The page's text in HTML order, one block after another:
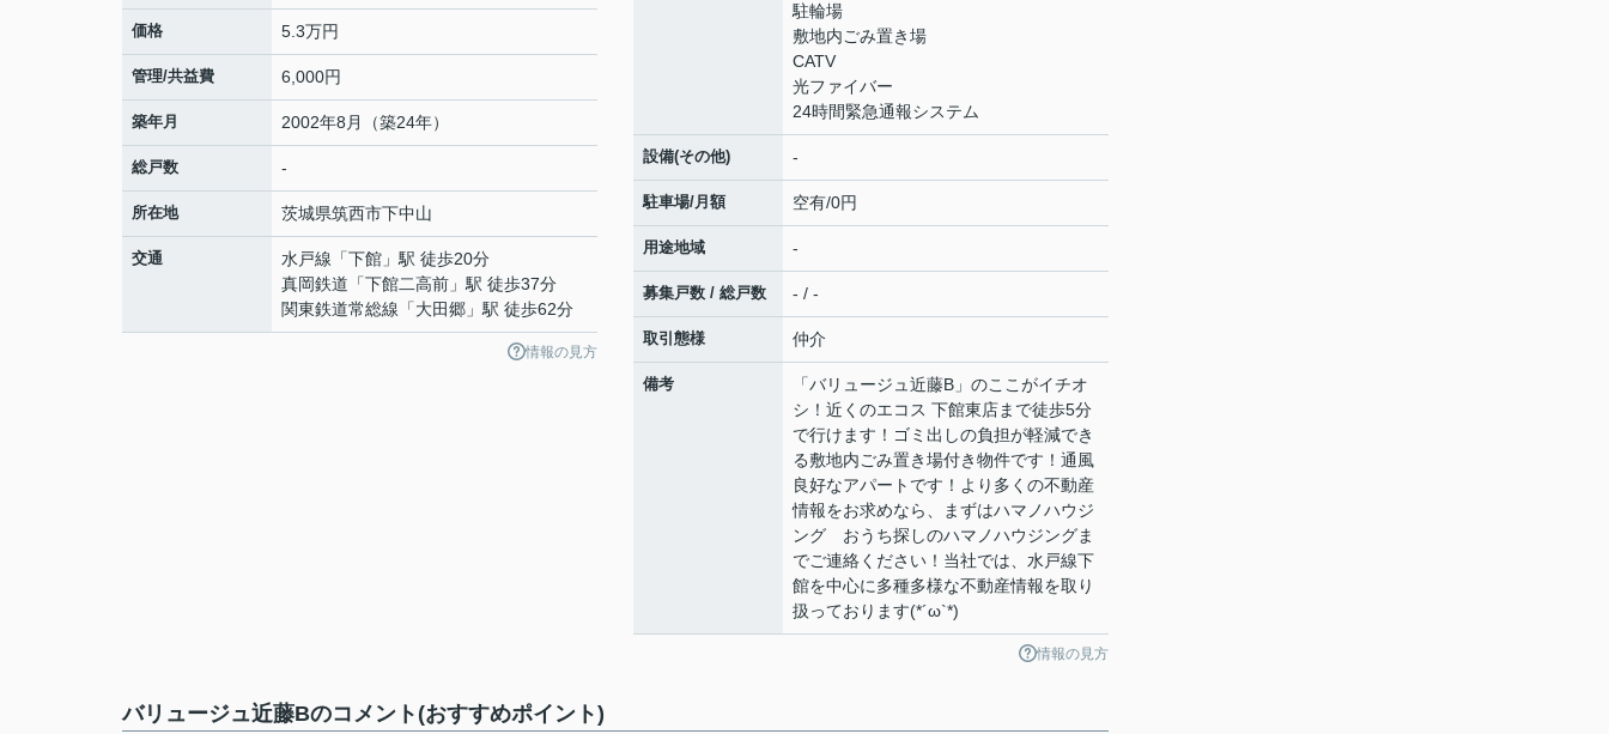
価格 5.3万円
管理/共益費 6,000円
築年月 2002年8月（築24年）
総戸数 -
所在地 茨城県筑西市下中山
交通 水戸線 「下館 」駅 徒歩20分
真岡鉄道 「下館二高前 」駅 徒歩37分
関東鉄道常総線 「大田郷 」駅 徒歩62分
情報の見方
駐輪場
敷地内ごみ置き場
CATV
光ファイバー
24時間緊急通報システム
設備(その他) -
駐車場/月額 空有/0円
用途地域 -
募集戸数 / 総戸数 - / -
取引態様 仲介
備考
「バリュージュ近藤B」のここがイチオ
シ！近くのエコス 下館東店まで徒歩5分
で行けます！ゴミ出しの負担が軽減でき
る敷地内ごみ置き場付き物件です！通風
良好なアパートです！より多くの不動産
情報をお求めなら、まずはハマノハウジ
ング おうち探しのハマノハウジングま
でご連絡ください！当社では、水戸線下
館を中心に多種多様な不動産情報を取り
扱っております(*´ω`*)
情報の見方
バリュージュ近藤Bのコメント(おすすめポイント)